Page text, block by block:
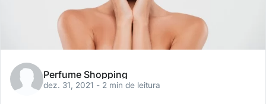
Perfume Shopping
dez. 31, 2021 - 2 min de leitura